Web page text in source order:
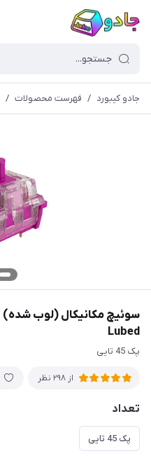
جادو کیبورد / فهرست محصولات /
Lubed
پک 45 تایی
از 298 نظر
تعداد
پک 45 تایی